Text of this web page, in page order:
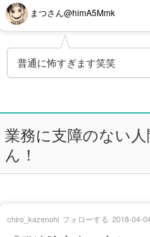
まつさん@himA5Mmk
普通に怖すぎます笑笑
業務に支障のない
ん！
chiro_kazenohi フォローする 2018-04-